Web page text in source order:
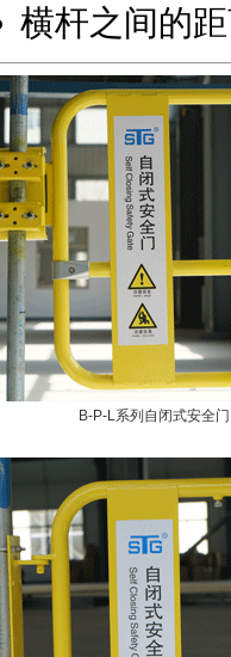
横杆之间的
B-P-L系列自闭式安全门